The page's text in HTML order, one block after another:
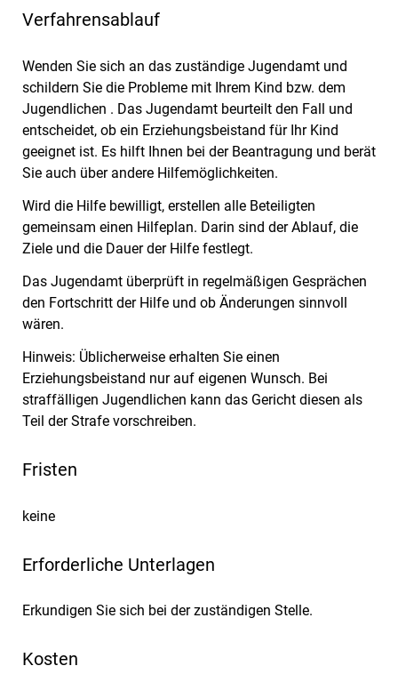
Verfahrensablauf
Wenden Sie sich an das zuständige Jugendamt und
schildern Sie die Probleme mit Ihrem Kind bzw. dem
Jugendlichen . Das Jugendamt beurteilt den Fall und
entscheidet, ob ein Erziehungsbeistand für Ihr Kind
geeignet ist. Es hilft Ihnen bei der Beantragung und berät
Sie auch über andere Hilfemöglichkeiten.
Wird die Hilfe bewilligt, erstellen alle Beteiligten
gemeinsam einen Hilfeplan. Darin sind der Ablauf, die
Ziele und die Dauer der Hilfe festlegt.
Das Jugendamt überprüft in regelmäßigen Gesprächen
den Fortschritt der Hilfe und ob Änderungen sinnvoll
wären.
Hinweis: Üblicherweise erhalten Sie einen
Erziehungsbeistand nur auf eigenen Wunsch. Bei
straffälligen Jugendlichen kann das Gericht diesen als
Teil der Strafe vorschreiben.
Fristen
keine
Erforderliche Unterlagen
Erkundigen Sie sich bei der zuständigen Stelle.
Kosten